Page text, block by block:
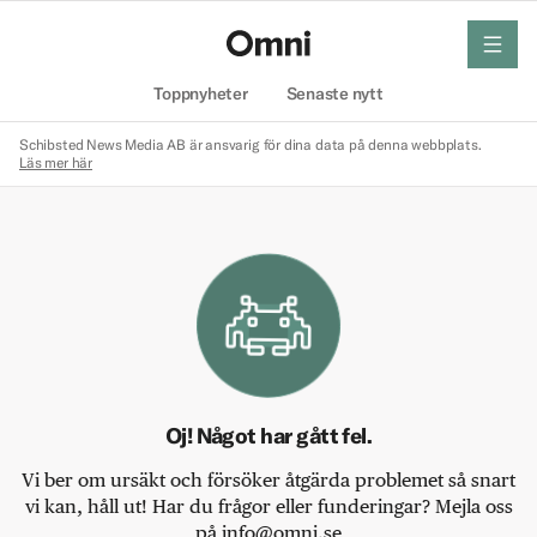
Toppnyheter Senaste nytt
meny
Schibsted News Media AB är ansvarig för dina data på denna webbplats.
Läs mer här
Oj! Något har gått fel.
Vi ber om ursäkt och försöker åtgärda problemet så snart
vi kan, håll ut! Har du frågor eller funderingar? Mejla oss